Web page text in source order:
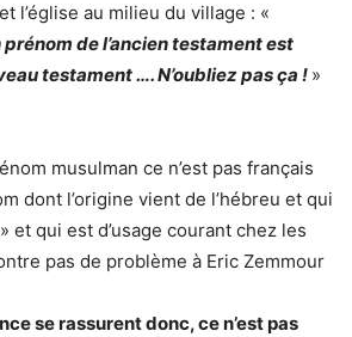
l’église au milieu du village : «
prénom de l’ancien testament est
testament …. N’oubliez pas ça ! »
musulman ce n’est pas français
dont l’origine vient de l’hébreu et qui
et qui est d’usage courant chez les
pas de problème à Eric Zemmour
se rassurent donc, ce n’est pas